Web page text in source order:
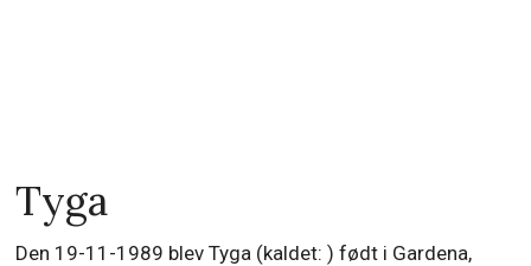
Tyga
Den 19-11-1989 blev Tyga (kaldet: ) født i Gardena,